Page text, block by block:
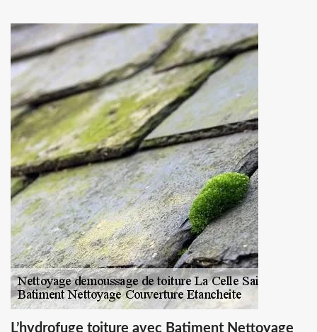
L’hydrofuge toiture avec Batiment Nettoyage